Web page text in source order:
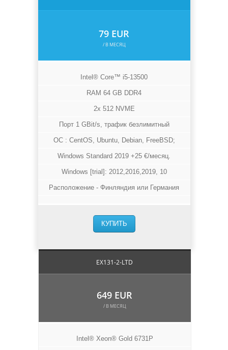
79 EUR
/ В МЕСЯЦ
Intel® Core™ i5-13500
RAM 64 GB DDR4
2x 512 NVME
Порт 1 GBit/s, трафик безлимитный
ОС : CentOS, Ubuntu, Debian, FreeBSD;
Windows Standard 2019 +25 €/месяц.
Windows [trial]: 2012,2016,2019, 10
Расположение - Финляндия или Германия
КУПИТЬ
EX131-2-LTD
649 EUR
/ В МЕСЯЦ
Intel® Xeon® Gold 6731P